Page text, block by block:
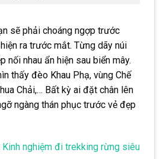
sẽ phải choáng ngợp trước
ra trước mắt. Từng dãy núi
nối nhau ẩn hiện sau biển mây.
thấy đèo Khau Phạ, vùng Chế
Chải,… Bất kỳ ai đặt chân lên
ngàng thán phục trước vẻ đẹp
Kinh nghiệm đi trekking rừng siêu